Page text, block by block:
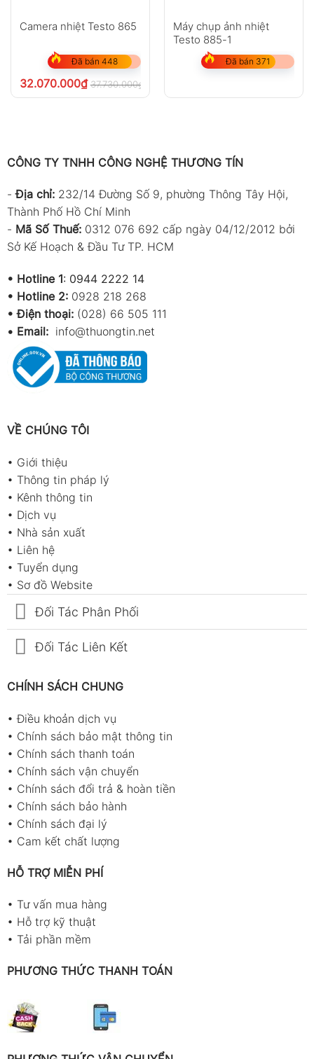
Camera nhiệt Testo 865
Đã bán 448
32.070.000₫ 37.730.000₫
Máy chụp ảnh nhiệt
Testo 885-1
Đã bán 371
CÔNG TY TNHH CÔNG NGHỆ THƯƠNG TÍN
-Địa chỉ: 232/14 Đường Số 9, phường Thông Tây Hội,
Thành Phố Hồ Chí Minh
- Mã Số Thuế: 0312 076 692 cấp ngày 04/12/2012 bởi
Sở Kế Hoạch & Đầu Tư TP. HCM
• Hotline 1: 0944 2222 14
• Hotline 2: 0928 218 268
• Điện thoại: (028) 66 505 111
• Email: info@thuongtin.net
VỀ CHÚNG TÔI
• Giới thiệu
• Thông tin pháp lý
• Kênh thông tin
• Dịch vụ
• Nhà sản xuất
• Liên hệ
• Tuyển dụng
• Sơ đồ Website
Đối Tác Phân Phối
Đối Tác Liên Kết
CHÍNH SÁCH CHUNG
•Điều khoản dịch vụ
• Chính sách bảo mật thông tin
• Chính sách thanh toán
• Chính sách vận chuyển
• Chính sách đổi trả & hoàn tiền
• Chính sách bảo hành
• Chính sách đại lý
• Cam kết chất lượng
HỖ TRỢ MIỄN PHÍ
• Tư vấn mua hàng
• Hỗ trợ kỹ thuật
• Tải phần mềm
PHƯƠNG THỨC THANH TOÁN